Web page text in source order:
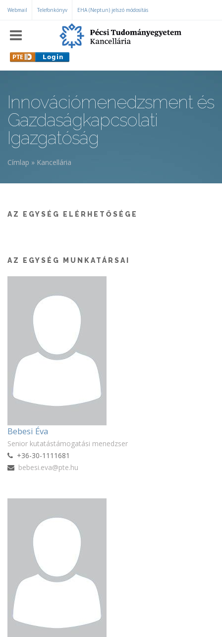
Ugrás a tartalomra
Webmail Telefonkönyv EHA (Neptun) jelszó módosítás
Innovációmenedzsment és
Gazdaságkapcsolati
Igazgatóság
Címlap » Kancellária
AZ EGYSÉG ELÉRHETŐSÉGE
AZ EGYSÉG MUNKATÁRSAI
Bebesi Éva
Senior kutatástámogatási menedzser
+36-30-1111681
bebesi.eva@pte.hu